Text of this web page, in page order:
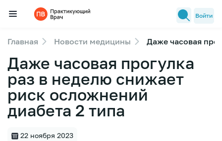
Семинары
Новости медицины
Лекторы
FAQ
Войти
Главная Новости медицины Даже часовая
Даже часовая прогулка
раз в неделю снижает
риск осложнений
диабета 2 типа
22 ноября 2023